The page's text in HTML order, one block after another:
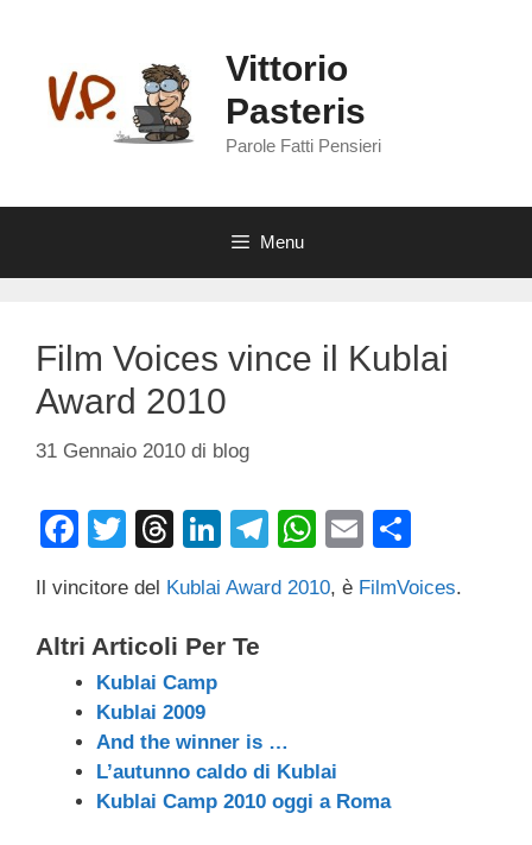
contenuto
Vittorio
Pasteris
Parole Fatti Pensieri
Menu
Film Voices vince il Kublai
Award 2010
31 Gennaio 2010 di blog
F
c
e
b
o
o
k
T
tt
er
T
e
a
d
s
Li
k
e
T
e
W
at
p
E
ail n
Il vincitore del Kublai Award 2010, è FilmVoices.
Altri Articoli Per Te
Kublai Camp
Kublai 2009
And the winner is …
L’autunno caldo di Kublai
Kublai Camp 2010 oggi a Roma